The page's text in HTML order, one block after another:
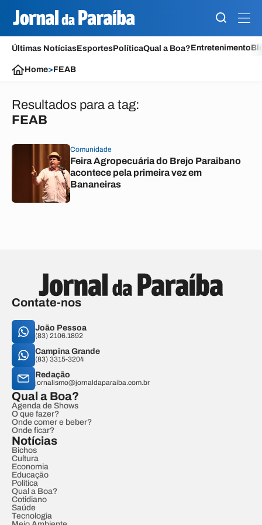
Últimas NotíciasEsportesPolíticaQual a Boa?Entretenimento
Home>FEAB
Resultados para a tag:
FEAB
Comunidade
Feira Agropecuária do Brejo Paraibano
acontece pela primeira vez em
Bananeiras
Contate-nos
João Pessoa
(83) 2106.1892
Campina Grande
(83) 3315-3204
Redação
jornalismo@jornaldaparaiba.com.br
Qual a Boa?
Agenda de Shows
O que fazer?
Onde comer e beber?
Onde ficar?
Notícias
Bichos
Cultura
Economia
Educação
Política
Qual a Boa?
Cotidiano
Saúde
Tecnologia